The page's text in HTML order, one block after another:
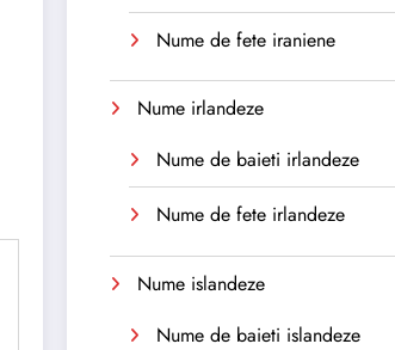
Nume de fete iraniene
Nume irlandeze
Nume de baieti irlandeze
Nume de fete irlandeze
Nume islandeze
Nume de baieti islandeze